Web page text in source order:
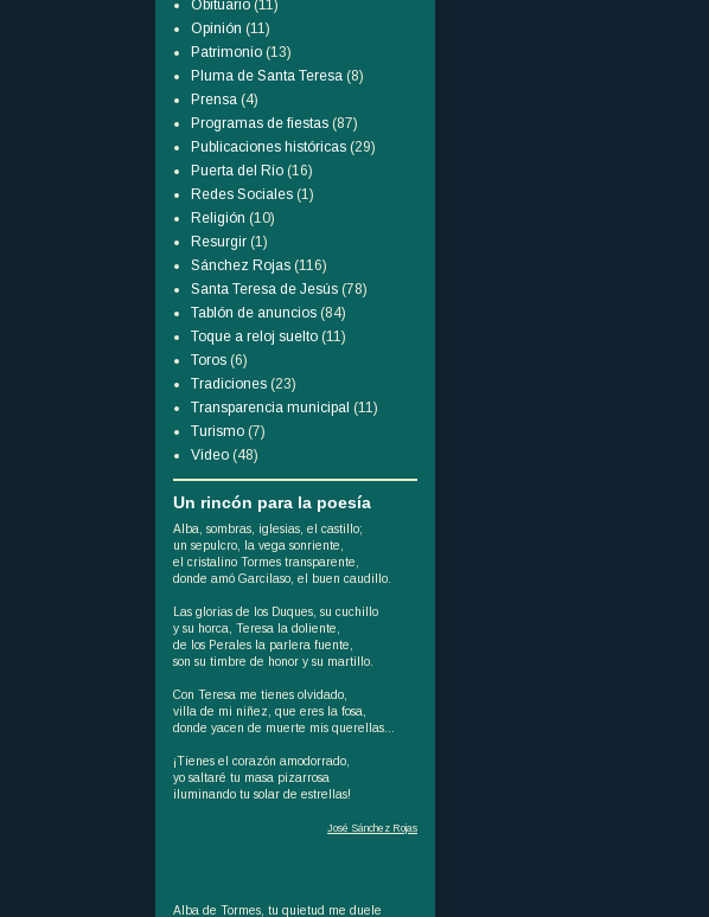
Obituario (11)
Opinión (11)
Patrimonio (13)
Pluma de Santa Teresa (8)
Prensa (4)
Programas de fiestas (87)
Publicaciones históricas (29)
Puerta del Río (16)
Redes Sociales (1)
Religión (10)
Resurgir (1)
Sánchez Rojas (116)
Santa Teresa de Jesús (78)
Tablón de anuncios (84)
Toque a reloj suelto (11)
Toros (6)
Tradiciones (23)
Transparencia municipal (11)
Turismo (7)
Video (48)
Un rincón para la poesía
Alba, sombras, iglesias, el castillo;
un sepulcro, la vega sonriente,
el cristalino Tormes transparente,
donde amó Garcilaso, el buen caudillo.
Las glorias de los Duques, su cuchillo
y su horca, Teresa la doliente,
de los Perales la parlera fuente,
son su timbre de honor y su martillo.
Con Teresa me tienes olvidado,
villa de mi niñez, que eres la fosa,
donde yacen de muerte mis querellas...
¡Tienes el corazón amodorrado,
yo saltaré tu masa pizarrosa
iluminando tu solar de estrellas!
José Sánchez Rojas
Alba de Tormes, tu quietud me duele